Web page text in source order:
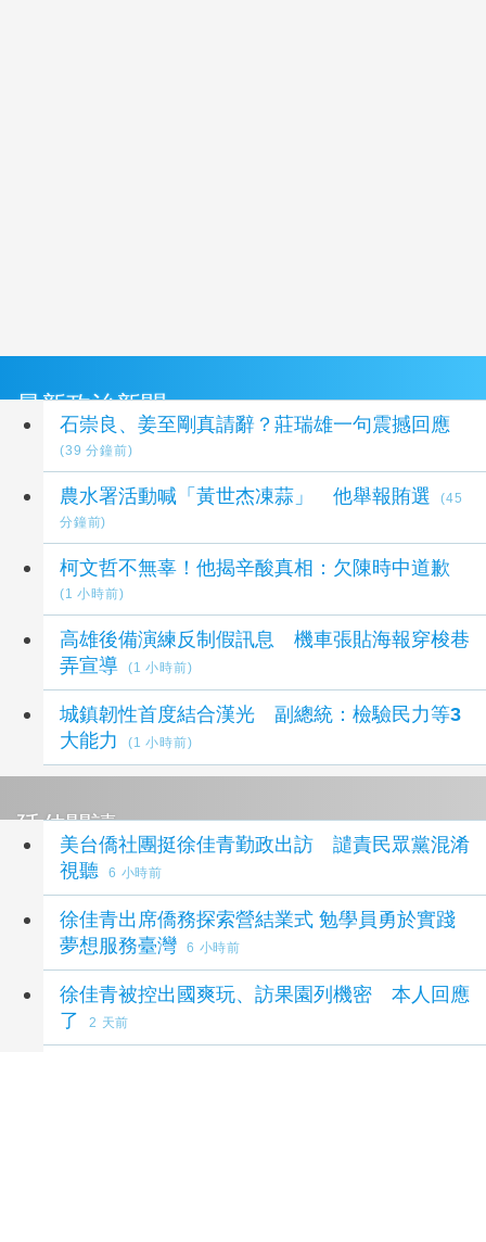
最新政治新聞
石崇良、姜至剛真請辭？莊瑞雄一句震撼回應
(39 分鐘前)
農水署活動喊「黃世杰凍蒜」 他舉報賄選
(45
分鐘前)
柯文哲不無辜！他揭辛酸真相：欠陳時中道歉
(1 小時前)
高雄後備演練反制假訊息 機車張貼海報穿梭巷
弄宣導
(1 小時前)
城鎮韌性首度結合漢光 副總統：檢驗民力等3
大能力
(1 小時前)
延伸閱讀
美台僑社團挺徐佳青勤政出訪 譴責民眾黨混淆
視聽
6 小時前
徐佳青出席僑務探索營結業式 勉學員勇於實踐
夢想服務臺灣
6 小時前
徐佳青被控出國爽玩、訪果園列機密 本人回應
了
2 天前